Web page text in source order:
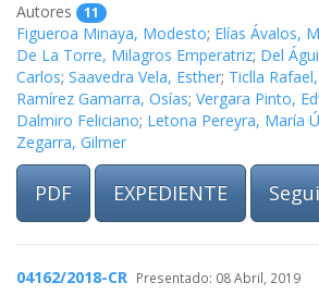
Autores 11
Figueroa Minaya, Modesto; Elías Ávalos,
De La Torre, Milagros Emperatriz; Del
Carlos; Saavedra Vela, Esther; Ticlla
Ramírez Gamarra, Osías; Vergara Pinto,
Dalmiro Feliciano; Letona Pereyra, María
Zegarra, Gilmer
PDF EXPEDIENTE
04162/2018-CR Presentado: 08 Abril, 2019